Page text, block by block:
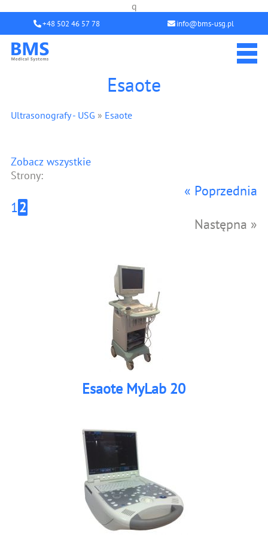
q
+48 502 46 57 78 info@bms-usg.pl
Esaote
Ultrasonografy - USG » Esaote
Zobacz wszystkie
Strony:
« Poprzednia
12
Następna »
Esaote MyLab 20